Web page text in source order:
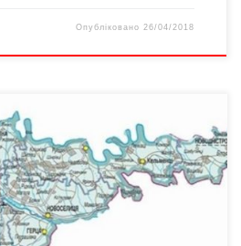
Опубліковано 26/04/2018
облдержадміністрації Василь
регіональної робочої групи з
супроводу реформи органів
децентралізації владних
з питань децентралізації). Про це
На засіданні було представлено